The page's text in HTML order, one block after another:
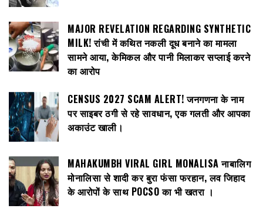
MAJOR REVELATION REGARDING SYNTHETIC
MILK! रांची में कथित नकली दूध बनाने का मामला
सामने आया, केमिकल और पानी मिलाकर सप्लाई करने
का आरोप
CENSUS 2027 SCAM ALERT! जनगणना के नाम
पर साइबर ठगी से रहे सावधान, एक गलती और आपका
अकाउंट खाली।
MAHAKUMBH VIRAL GIRL MONALISA नाबालिग
मोनालिसा से शादी कर बुरा फंसा फरहान, लव जिहाद
के आरोपों के साथ POCSO का भी खतरा ।